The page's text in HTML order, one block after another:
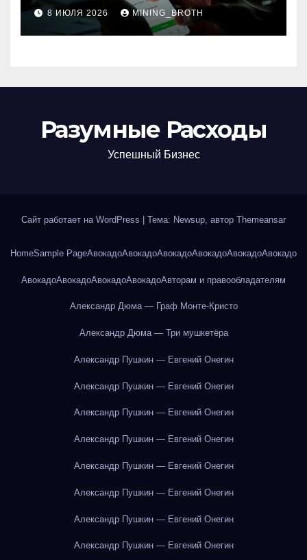
8 ИЮЛЯ 2026 MINING_BROTH
Разумные Расходы
Успешный Бизнес
Сайт работает на WordPress Тема: Newsup, автор Themeansar
HomeSample PageАвокадоАвокадоАвокадоАвокадоАвокадоАвокадо
АвокадоАвокадоАвокадоАвокадоАвторам и правообладателям
Александр Дюма — Граф Монте-Кристо
Александр Дюма — Три мушкетёра
Александр Пушкин — Евгений Онегин
Александр Пушкин — Евгений Онегин
Александр Пушкин — Евгений Онегин
Александр Пушкин — Евгений Онегин
Александр Пушкин — Евгений Онегин
Александр Пушкин — Евгений Онегин
Александр Пушкин — Евгений Онегин
Александр Пушкин — Евгений Онегин